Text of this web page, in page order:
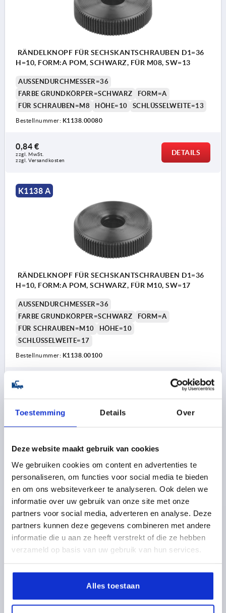
Toestemming Details Over
Deze website maakt gebruik van cookies
We gebruiken cookies om content en advertenties te
personaliseren, om functies voor social media te bieden
en om ons websiteverkeer te analyseren. Ook delen we
informatie over uw gebruik van onze site met onze
partners voor social media, adverteren en analyse. Deze
partners kunnen deze gegevens combineren met andere
informatie die u aan ze heeft verstrekt of die ze hebben
verzameld op basis van uw gebruik van hun services.
Alles toestaan
RÄNDELKNOPF FÜR SECHSKANTSCHRAUBEN D1=36
H=10, FORM:A POM, SCHWARZ, FÜR M08, SW=13
AUSSENDURCHMESSER=36
FARBE GRUNDKÖRPER=SCHWARZ
FORM=A
FÜR SCHRAUBEN=M8
HÖHE=10 SCHLÜSSELWEITE=13
Bestellnummer: K1138.00080
0,84 €
zzgl. MwSt.
zzgl. Versandkosten
DETAILS
K1138 A
RÄNDELKNOPF FÜR SECHSKANTSCHRAUBEN D1=36
H=10, FORM:A POM, SCHWARZ, FÜR M10, SW=17
AUSSENDURCHMESSER=36
FARBE GRUNDKÖRPER=SCHWARZ
FORM=A
FÜR SCHRAUBEN=M10
HÖHE=10
SCHLÜSSELWEITE=17
Bestellnummer: K1138.00100
0,80 €
zzgl. MwSt.
DETAILS
K1138 A
RÄNDELKNOPF FÜR SECHSKANTSCHRAUBEN D1=17
H=5,5, FORM:A POM, ORANGE, FÜR M04, SW=7
AUSSENDURCHMESSER=17
FARBE GRUNDKÖRPER=ORANGE
FORM=A
0,48 €